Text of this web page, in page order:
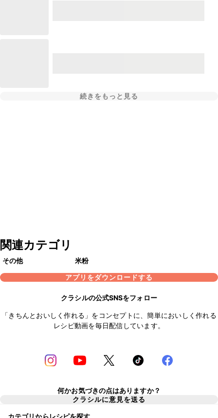
続きをもっと見る
関連カテゴリ
その他
米粉
アプリをダウンロードする
クラシルの公式SNSをフォロー
「きちんとおいしく作れる」をコンセプトに、簡単においしく作れる
レシピ動画を毎日配信しています。
何かお気づきの点はありますか？
クラシルに意見を送る
カテゴリからレシピを探す